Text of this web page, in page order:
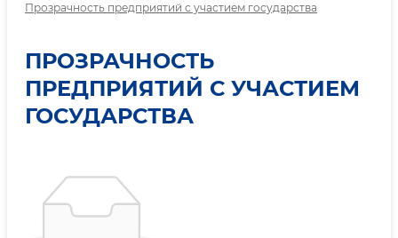
Прозрачность предприятий с участием государства
ПРОЗРАЧНОСТЬ
ПРЕДПРИЯТИЙ С УЧАСТИЕМ
ГОСУДАРСТВА